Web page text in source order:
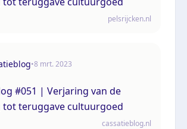
pelsrijcken.nl
•8 mrt. 2023
#051 | Verjaring van de
teruggave cultuurgoed
cassatieblog.nl